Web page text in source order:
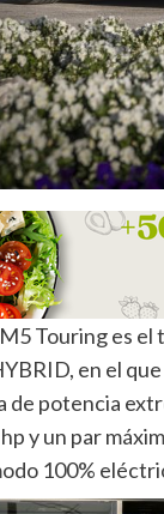
Touring es
en el
de potencia
y un par
100%